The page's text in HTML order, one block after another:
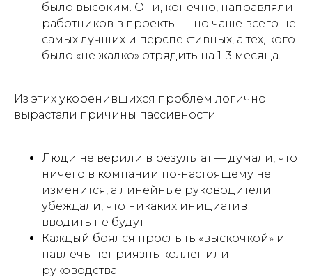
было высоким. Они, конечно, направляли
работников в проекты — но чаще всего не
самых лучших и перспективных, а тех, кого
было «не жалко» отрядить на 1-3 месяца.
Из этих укоренившихся проблем логично
вырастали причины пассивности:
Люди не верили в результат — думали, что
ничего в компании по-настоящему не
изменится, а линейные руководители
убеждали, что никаких инициатив
вводить не будут
Каждый боялся прослыть «выскочкой» и
навлечь неприязнь коллег или
руководства